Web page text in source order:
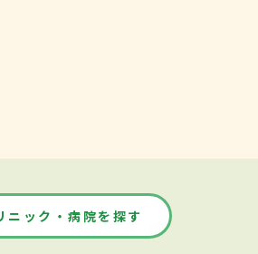
ニック・病院を探す